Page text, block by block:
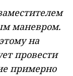
маневром.
на
провести
примерно